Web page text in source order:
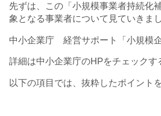
先ずは、この「小規模事業者持続化
象となる事業者について見ていきまし
中小企業庁 経営サポート「小規模企
詳細は中小企業庁のHPをチェックす
以下の項目では、抜粋したポイント